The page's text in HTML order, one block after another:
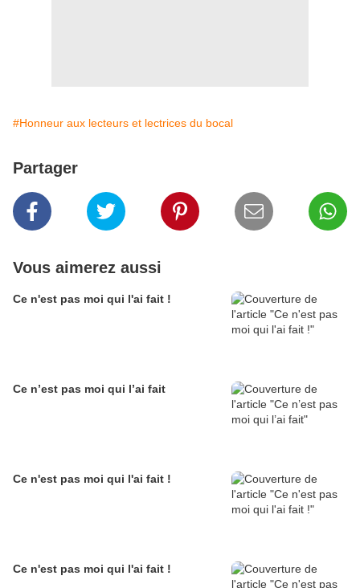
#Honneur aux lecteurs et lectrices du bocal
Partager
Vous aimerez aussi
Ce n'est pas moi qui l'ai fait !
Ce n’est pas moi qui l’ai fait
Ce n'est pas moi qui l'ai fait !
Ce n'est pas moi qui l'ai fait !